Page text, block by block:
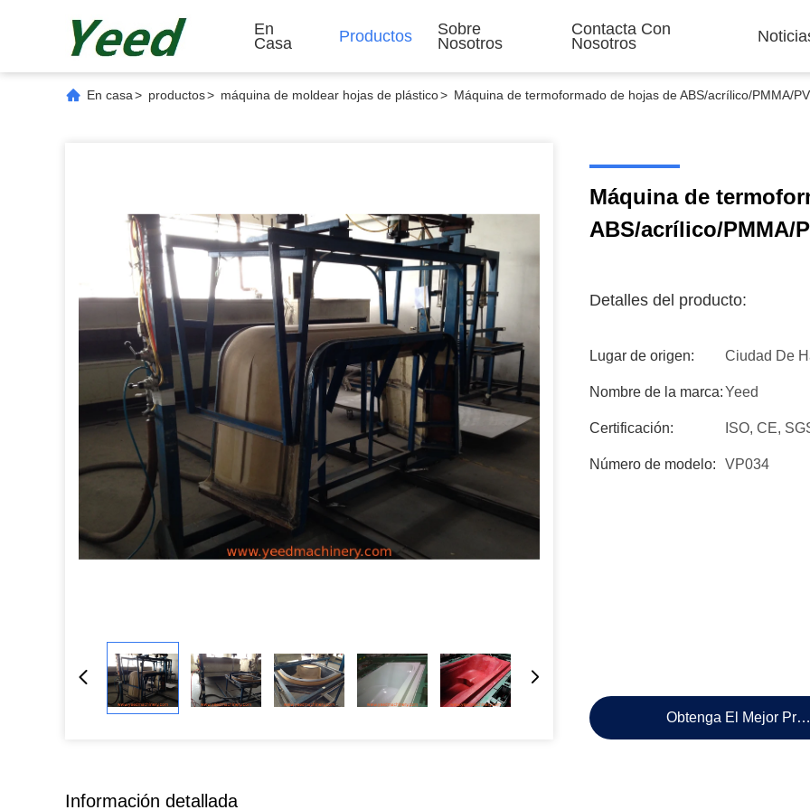
En
Casa
Productos
Sobre
Nosotros
Contacta Con
Nosotros
En casa> productos> máquina de moldear hojas de plástico> Máquina de termoformado de hojas de ABS/acrílico/PMMA/
Máquina de
ABS/acrílico/PMMA/
Detalles del producto:
Lugar de origen: Ciudad De
Nombre de la marca:Yeed
Certificación: ISO, CE,
Número de modelo: VP034
Obtenga El Mejor
Información detallada